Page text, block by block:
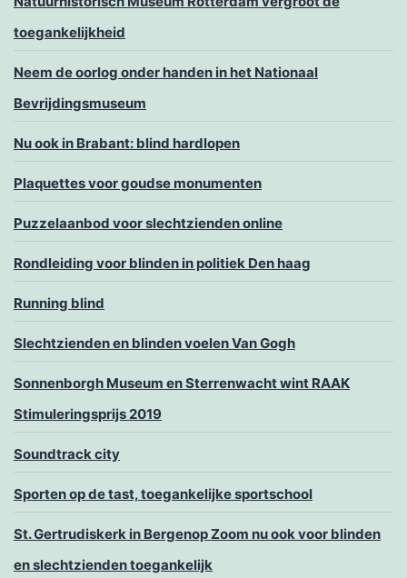
toegankelijkheid
Neem de oorlog onder handen in het Nationaal
Bevrijdingsmuseum
Nu ook in Brabant: blind hardlopen
Plaquettes voor goudse monumenten
Puzzelaanbod voor slechtzienden online
Rondleiding voor blinden in politiek Den haag
Running blind
Slechtzienden en blinden voelen Van Gogh
Sonnenborgh Museum en Sterrenwacht wint RAAK
Stimuleringsprijs 2019
Soundtrack city
Sporten op de tast, toegankelijke sportschool
St. Gertrudiskerk in Bergenop Zoom nu ook voor blinden
en slechtzienden toegankelijk